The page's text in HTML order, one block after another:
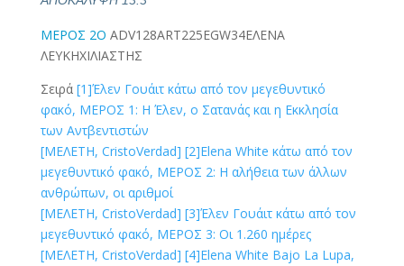
ΜΕΡΟΣ 2Ο ADV128ART225EGW34ΕΛΕΝΑ
ΛΕΥΚΗΧΙΛΙΑΣΤΗΣ
Σειρά [1]Έλεν Γουάιτ κάτω από τον μεγεθυντικό
φακό, ΜΕΡΟΣ 1: Η Έλεν, ο Σατανάς και η Εκκλησία
των Αντβεντιστών
[ΜΕΛΕΤΗ, CristoVerdad] [2]Elena White κάτω από τον
μεγεθυντικό φακό, ΜΕΡΟΣ 2: Η αλήθεια των άλλων
ανθρώπων, οι αριθμοί
[ΜΕΛΕΤΗ, CristoVerdad] [3]Έλεν Γουάιτ κάτω από τον
μεγεθυντικό φακό, ΜΕΡΟΣ 3: Οι 1.260 ημέρες
[ΜΕΛΕΤΗ, CristoVerdad] [4]Elena White Bajo La Lupa,